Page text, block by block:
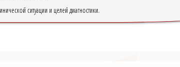
ситуации и целей диагностики.